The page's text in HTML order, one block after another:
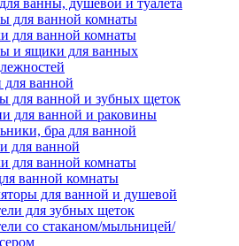
ванны, душевой и туалета
для ванной комнаты
для ванной комнаты
и ящики для ванных
ванной
для ванной и зубных щеток
для ванной и раковины
бра для ванной
для ванной
для ванной комнаты
ванной комнаты
для ванной и душевой
для зубных щеток
со стаканом/мыльницей/